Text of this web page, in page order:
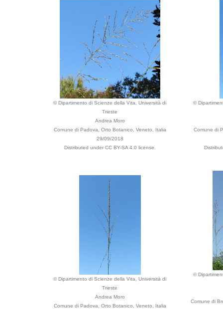
© Dipartimento di Scienze della Vita, Università di
Trieste
Andrea Moro
Comune di Padova, Orto Botanico, Veneto, Italia
29/09/2018
Distributed under CC BY-SA 4.0 license.
©
Comune di
© Dipartimento di Scienze della Vita, Università di
Trieste
Andrea Moro
Comune di Padova, Orto Botanico, Veneto, Italia
©
Comune di